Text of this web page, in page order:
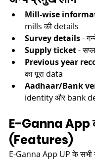
Mill-wise
mills की details​
Survey details -
Supply ticket -
Previous year
का पूरा data​
Aadhaar/Bank
identity और bank
E-Ganna App
(Features)
E-Ganna App UP के सभी